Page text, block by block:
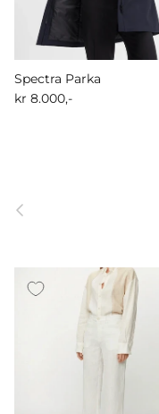
Spectra Parka
kr 8.000,-
Forrige